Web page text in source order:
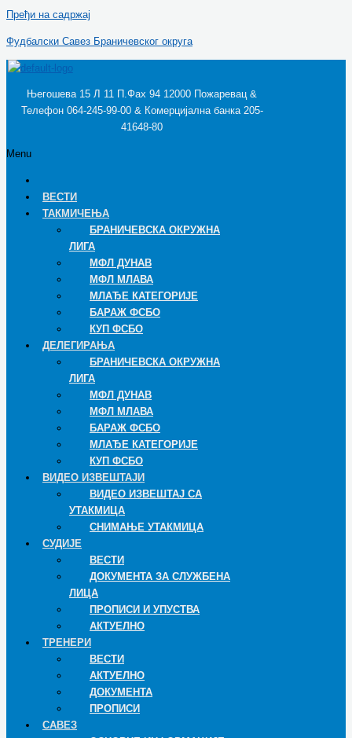
Пређи на садржај
Фудбалски Савез Браничевског округа
Његошева 15 Л 11 П.Фах 94 12000 Пожаревац &
Телефон 064-245-99-00 & Комерцијална банка 205-
41648-80
Menu
ВЕСТИ
ТАКМИЧЕЊА
БРАНИЧЕВСКА ОКРУЖНА
ЛИГА
МФЛ ДУНАВ
МФЛ МЛАВА
МЛАЂЕ КАТЕГОРИЈЕ
БАРАЖ ФСБО
КУП ФСБО
ДЕЛЕГИРАЊА
БРАНИЧЕВСКА ОКРУЖНА
ЛИГА
МФЛ ДУНАВ
МФЛ МЛАВА
БАРАЖ ФСБО
МЛАЂЕ КАТЕГОРИЈЕ
КУП ФСБО
ВИДЕО ИЗВЕШТАЈИ
ВИДЕО ИЗВЕШТАЈ СА
УТАКМИЦА
СНИМАЊЕ УТАКМИЦА
СУДИЈЕ
ВЕСТИ
ДОКУМЕНТА ЗА СЛУЖБЕНА
ЛИЦА
ПРОПИСИ И УПУСТВА
АКТУЕЛНО
ТРЕНЕРИ
ВЕСТИ
АКТУЕЛНО
ДОКУМЕНТА
ПРОПИСИ
САВЕЗ